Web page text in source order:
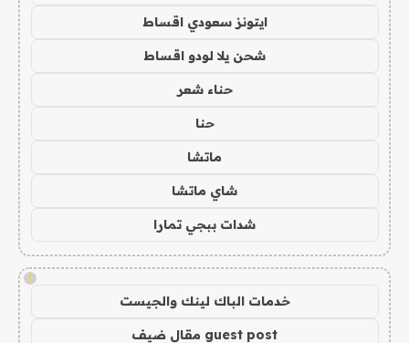
ايتونز سعودي اقساط
شحن يلا لودو اقساط
حناء شعر
حنا
ماتشا
شاي ماتشا
شدات ببجي تمارا
!
خدمات الباك لينك والجيست
guest post مقال ضيف